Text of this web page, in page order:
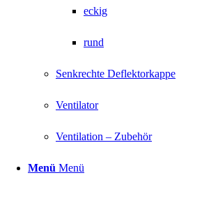
eckig
rund
Senkrechte Deflektorkappe
Ventilator
Ventilation – Zubehör
Menü Menü